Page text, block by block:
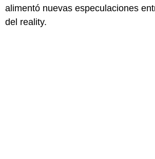
alimentó nuevas especulaciones
del reality.